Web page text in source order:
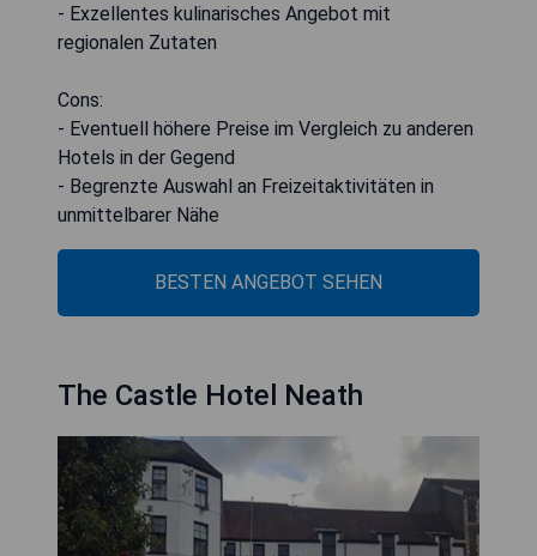
- Exzellentes kulinarisches Angebot mit
regionalen Zutaten
Cons:
- Eventuell höhere Preise im Vergleich zu anderen
Hotels in der Gegend
- Begrenzte Auswahl an Freizeitaktivitäten in
unmittelbarer Nähe
BESTEN ANGEBOT SEHEN
The Castle Hotel Neath